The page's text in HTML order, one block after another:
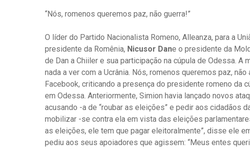
“Nós, romenos queremos paz, não guerra!”
O líder do Partido Nacionalista Romeno, Alleanza, para a
presidente da Romênia, Nicusor Dane o presidente da
de Dan a Chiiler e sua participação na cúpula de Odessa. A
nada a ver com a Ucrânia. Nós, romenos queremos paz,
Facebook, criticando a presença do presidente romeno da
em Odessa. Anteriormente, Simion havia lançado novos
acusando -a de “roubar as eleições” e pedir aos cidadãos
mobilizar -se contra ela em vista das eleições
as eleições, ele tem que pagar eleitoralmente”, disse ele
pediu aos seus apoiadores que agissem: “Meus entes